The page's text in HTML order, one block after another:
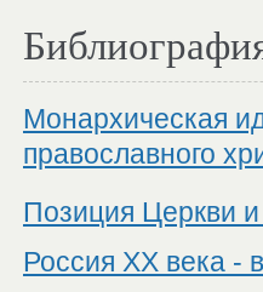
Монархическая
православного
Позиция Церкви
Россия XX века -